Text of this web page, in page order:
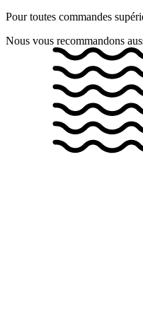
Pour toutes commandes
Nous vous recommandons